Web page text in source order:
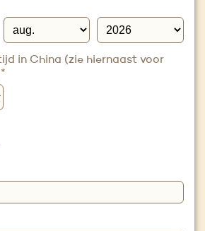
in China (zie hiernaast voor
*